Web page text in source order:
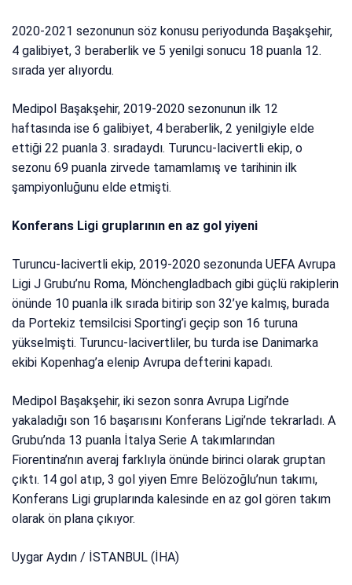
2020-2021 sezonunun söz konusu periyodunda Başakşehir,
4 galibiyet, 3 beraberlik ve 5 yenilgi sonucu 18 puanla 12.
sırada yer alıyordu.
Medipol Başakşehir, 2019-2020 sezonunun ilk 12
haftasında ise 6 galibiyet, 4 beraberlik, 2 yenilgiyle elde
ettiği 22 puanla 3. sıradaydı. Turuncu-lacivertli ekip, o
sezonu 69 puanla zirvede tamamlamış ve tarihinin ilk
şampiyonluğunu elde etmişti.
Konferans Ligi gruplarının en az gol yiyeni
Turuncu-lacivertli ekip, 2019-2020 sezonunda UEFA Avrupa
Ligi J Grubu’nu Roma, Mönchengladbach gibi güçlü rakiplerin
önünde 10 puanla ilk sırada bitirip son 32’ye kalmış, burada
da Portekiz temsilcisi Sporting’i geçip son 16 turuna
yükselmişti. Turuncu-lacivertliler, bu turda ise Danimarka
ekibi Kopenhag’a elenip Avrupa defterini kapadı.
Medipol Başakşehir, iki sezon sonra Avrupa Ligi’nde
yakaladığı son 16 başarısını Konferans Ligi’nde tekrarladı. A
Grubu’nda 13 puanla İtalya Serie A takımlarından
Fiorentina’nın averaj farklıyla önünde birinci olarak gruptan
çıktı. 14 gol atıp, 3 gol yiyen Emre Belözoğlu’nun takımı,
Konferans Ligi gruplarında kalesinde en az gol gören takım
olarak ön plana çıkıyor.
Uygar Aydın / İSTANBUL (İHA)